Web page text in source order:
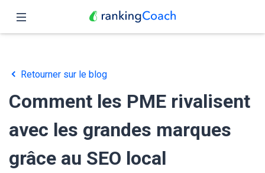
Fonctionnalités
Tarifs
Partenaires
Blog
Retourner sur le blog
Comment les PME rivalisent
avec les grandes marques
grâce au SEO local